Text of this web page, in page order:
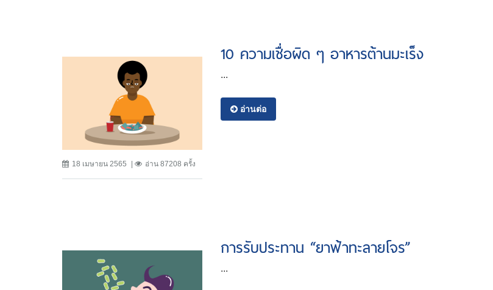
18 เมษายน 2565 อ่าน 87208 ครั้ง
10 ความเชื่อผิด ๆ อาหารต้านมะเร็ง
...
อ่านต่อ
การรับประทาน “ยาฟ้าทะลายโจร”
...